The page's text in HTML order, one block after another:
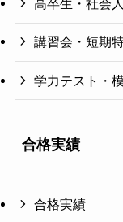
高卒生・社会
講習会・短期
学力テスト・
合格実績
合格実績